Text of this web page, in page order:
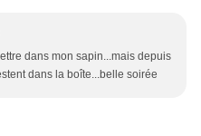
dans mon sapin...mais depuis
dans la boîte...belle soirée